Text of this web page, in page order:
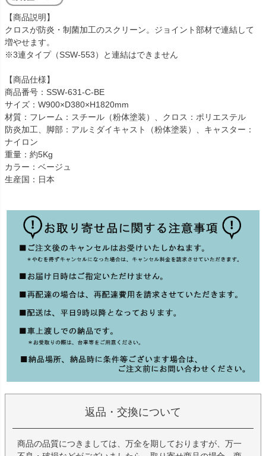
【商品説明】
クロスが防炎・制菌加工のスクリーン。ジョイント部材で連結して
増やせます。
※3連タイプ（SSW-553）と連結はできません
【商品仕様】
商品番号：SSW-631-C-BE
サイズ：W900×D380×H1820mm
材質：フレーム：スチール（粉体塗装）、クロス：ポリエステル
防炎加工、脚部：アルミダイキャスト（粉体塗装）、キャスター：
ナイロン
重量：約5Kg
カラー：ベージュ
生産国：日本
返品・交換について
商品の品質につきましては、万全を期しておりますが、万一